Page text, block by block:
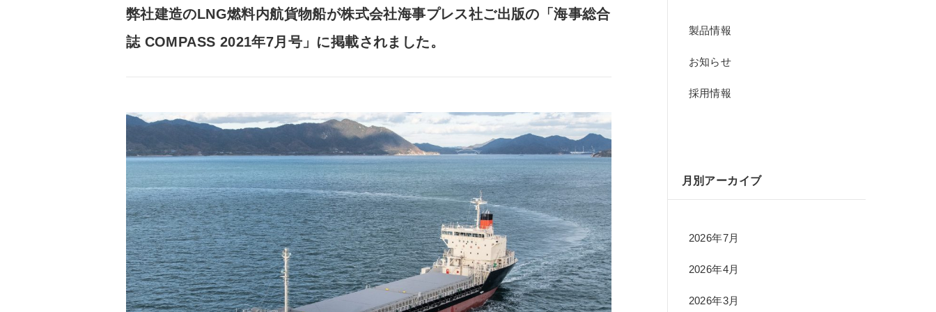
弊社建造のLNG燃料内航貨物船が株式会社海事プレス社ご出版の「海事総合
誌 COMPASS 2021年7月号」に掲載されました。
製品情報
お知らせ
採用情報
月別アーカイブ
2026年7月
2026年4月
2026年3月